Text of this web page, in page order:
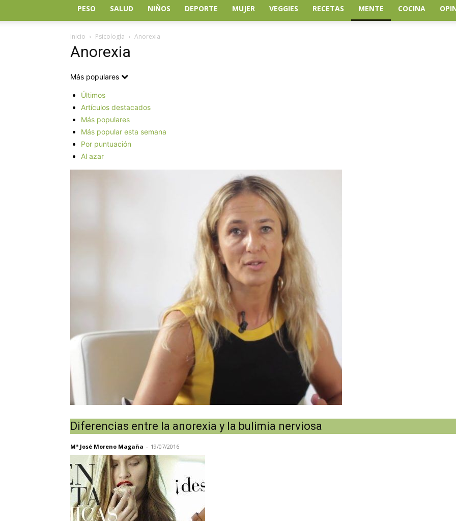
PESO SALUD NIÑOS DEPORTE MUJER VEGGIES RECETAS MENTE COCINA
Inicio Psicología Anorexia
Anorexia
Más populares
Últimos
Artículos destacados
Más populares
Más popular esta semana
Por puntuación
Al azar
Diferencias entre la anorexia y la bulimia nerviosa
Mª José Moreno Magaña - 19/07/2016